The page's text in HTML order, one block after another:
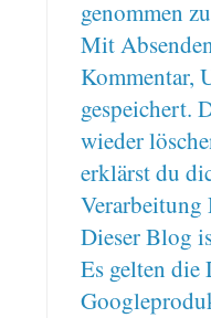
genommen
Mit
Kommentar,
gespeichert.
wieder
erklärst du
Verarbeitung
Dieser Blog
Es gelten